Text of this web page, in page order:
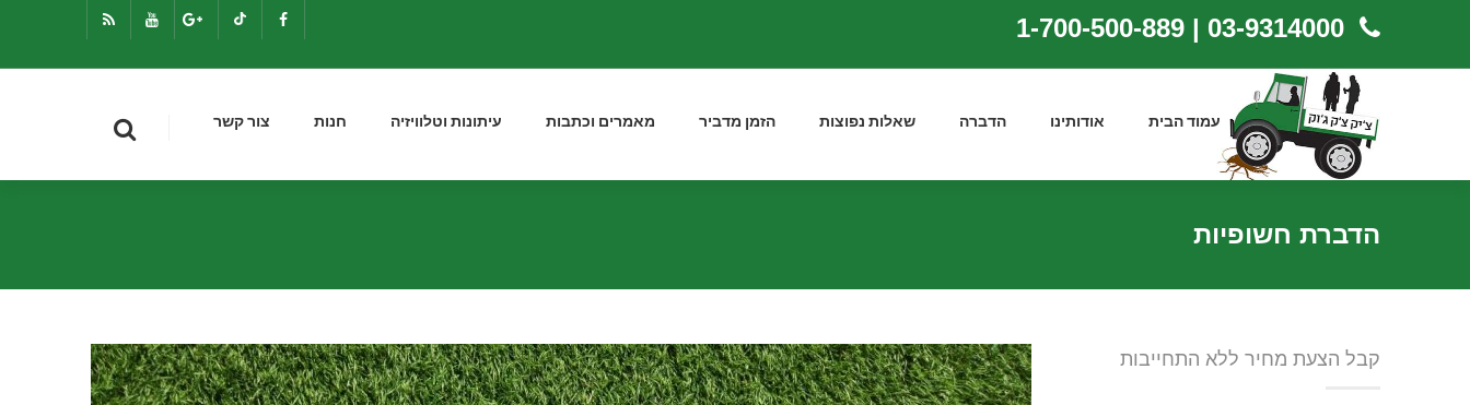
עמוד הבית אודותינו הדברה שאלות נפוצות הזמן מדביר מאמרים וכתבות עיתונות וטלוויזיה חנות צור קשר
הדברת חשופיות
קבל הצעת מחיר ללא התחייבות